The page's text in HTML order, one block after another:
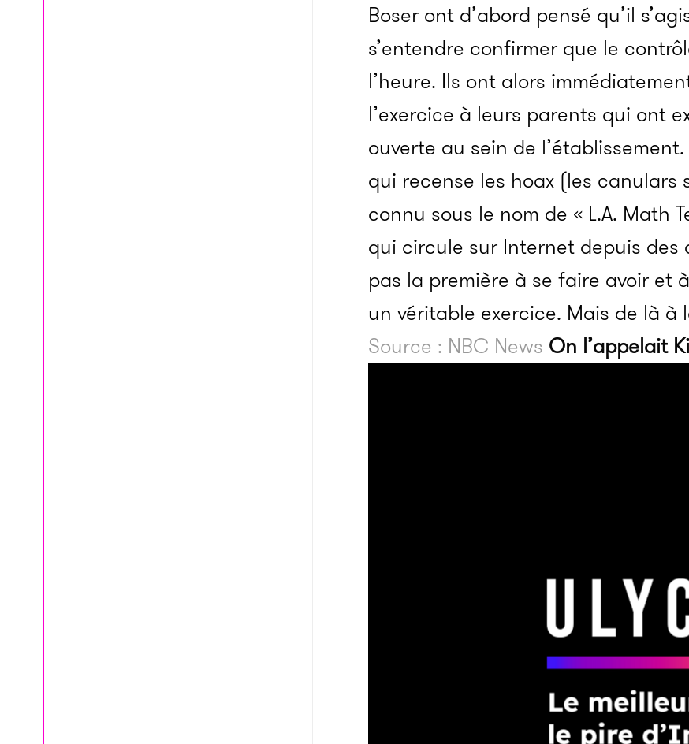
Boser ont d’abord pensé qu’il
s’entendre confirmer que le
l’heure. Ils ont alors
l’exercice à leurs parents qui ont
ouverte au sein de
qui recense les hoax (les
connu sous le nom de « L.A. Math
qui circule sur Internet depuis des
pas la première à se faire avoir et
un véritable exercice. Mais de là
Source : NBC News On l’appelait